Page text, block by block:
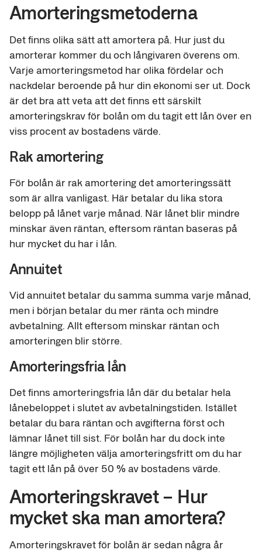
Amorteringsmetoderna
Det finns olika sätt att amortera på. Hur just du
amorterar kommer du och långivaren överens om.
Varje amorteringsmetod har olika fördelar och
nackdelar beroende på hur din ekonomi ser ut. Dock
är det bra att veta att det finns ett särskilt
amorteringskrav för bolån om du tagit ett lån över en
viss procent av bostadens värde.
Rak amortering
För bolån är rak amortering det amorteringssätt
som är allra vanligast. Här betalar du lika stora
belopp på lånet varje månad. När lånet blir mindre
minskar även räntan, eftersom räntan baseras på
hur mycket du har i lån.
Annuitet
Vid annuitet betalar du samma summa varje månad,
men i början betalar du mer ränta och mindre
avbetalning. Allt eftersom minskar räntan och
amorteringen blir större.
Amorteringsfria lån
Det finns amorteringsfria lån där du betalar hela
lånebeloppet i slutet av avbetalningstiden. Istället
betalar du bara räntan och avgifterna först och
lämnar lånet till sist. För bolån har du dock inte
längre möjligheten välja amorteringsfritt om du har
tagit ett lån på över 50 % av bostadens värde.
Amorteringskravet – Hur
mycket ska man amortera?
Amorteringskravet för bolån är sedan några år